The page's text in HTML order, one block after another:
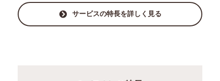
サービスの特長を詳しく見る